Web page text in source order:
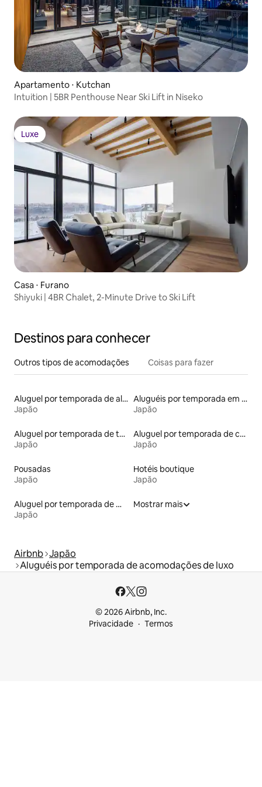
Apartamento ⋅ Kutchan
Intuition | 5BR Penthouse Near Ski Lift in Niseko
Luxe
Luxe
Casa ⋅ Furano
Shiyuki | 4BR Chalet, 2-Minute Drive to Ski Lift
Destinos para conhecer
Outros tipos de acomodações Coisas para fazer
Aluguel por temporada de alojamentos ecológicos
Japão
Aluguéis por temporada em resorts
Japão
Aluguel por temporada de tendas
Japão
Aluguel por temporada de casas na árvore
Japão
Pousadas
Japão
Hotéis boutique
Japão
Aluguel por temporada de microcasas
Japão
Mostrar mais
Airbnb Japão
Aluguéis por temporada de acomodações de luxo
© 2026 Airbnb, Inc.
Privacidade
Termos